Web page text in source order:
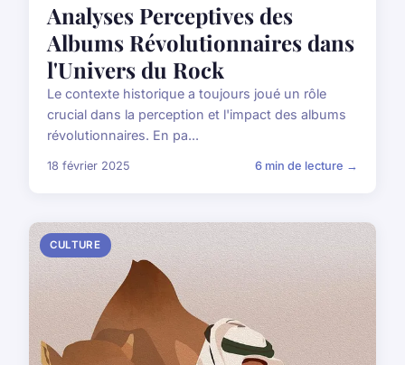
Analyses Perceptives des
Albums Révolutionnaires dans
l'Univers du Rock
Le contexte historique a toujours joué un rôle
crucial dans la perception et l'impact des albums
révolutionnaires. En pa...
18 février 2025 6 min de lecture →
CULTURE